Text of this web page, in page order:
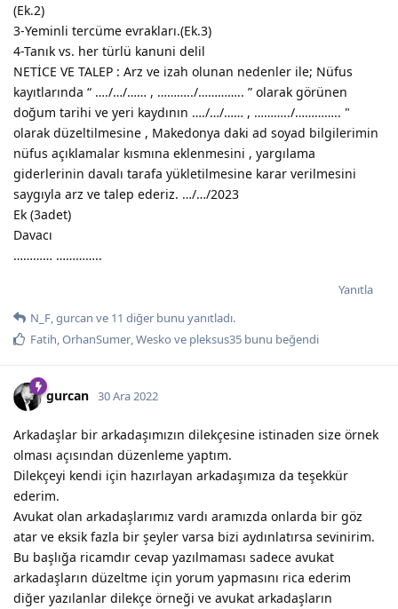
(Ek.2)
3-Yeminli tercüme evrakları.(Ek.3)
4-Tanık vs. her türlü kanuni delil
NETİCE VE TALEP : Arz ve izah olunan nedenler ile; Nüfus
kayıtlarında “ …./…/…… , ………../………….. ” olarak görünen
doğum tarihi ve yeri kaydının …./…/…… , ………../………….. "
olarak düzeltilmesine , Makedonya daki ad soyad bilgilerimin
nüfus açıklamalar kısmına eklenmesini , yargılama
giderlerinin davalı tarafa yükletilmesine karar verilmesini
saygıyla arz ve talep ederiz. …/…/2023
Ek (3adet)
Davacı
………… …………..
Yanıtla
N_F,gurcan ve 11 diğer bunu yanıtladı.
Fatih,OrhanSumer,Wesko ve pleksus35 bunu beğendi
gurcan 30 Ara 2022
Arkadaşlar bir arkadaşımızın dilekçesine istinaden size örnek
olması açısından düzenleme yaptım.
Dilekçeyi kendi için hazırlayan arkadaşımıza da teşekkür
ederim.
Avukat olan arkadaşlarımız vardı aramızda onlarda bir göz
atar ve eksik fazla bir şeyler varsa bizi aydınlatırsa sevinirim.
Bu başlığa ricamdır cevap yazılmaması sadece avukat
arkadaşların düzeltme için yorum yapmasını rica ederim
diğer yazılanlar dilekçe örneği ve avukat arkadaşların